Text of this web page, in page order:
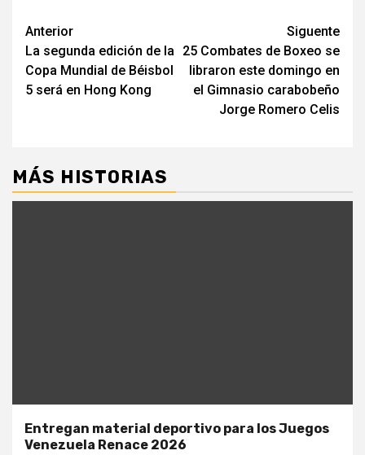
Navegación
de
entradas
Anterior
La segunda edición de la
Copa Mundial de Béisbol
5 será en Hong Kong
Siguente
25 Combates de Boxeo se
libraron este domingo en
el Gimnasio carabobeño
Jorge Romero Celis
MÁS HISTORIAS
Entregan material deportivo para los Juegos
Venezuela Renace 2026